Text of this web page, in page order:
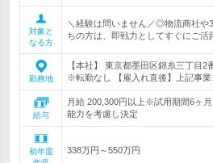
対象と
なる方
＼経験は問いません／◎物流商社や
ちの方は、即戦力としてすぐにご活
勤務地
【本社】 東京都墨田区錦糸三丁目
※転勤なし 【雇入れ直後】上記事業
給与
月給 200,300円以上※試用期間6ヶ
能力を考慮し決定
初年度
338万円～550万円